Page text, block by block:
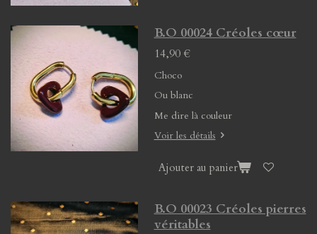
B.O 00024 Créoles cœur
14,90 €
Choco
Ou blanc
Me dire là couleur
Voir les détails
Ajouter au panier
B.O 00023 Créoles pierres
véritables